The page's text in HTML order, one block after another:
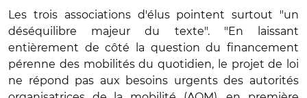
Les trois associations d'élus pointent surtout "un
déséquilibre majeur du texte". "En laissant
entièrement de côté la question du financement
pérenne des mobilités du quotidien, le projet de loi
ne répond pas aux besoins urgents des autorités